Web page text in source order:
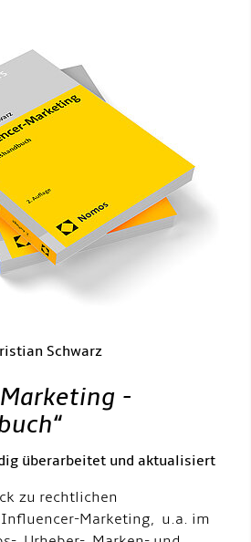
Schwarz
-
“
überarbeitet und aktualisiert
zu rechtlichen
Marketing, u.a. im